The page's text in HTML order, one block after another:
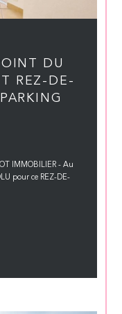
DU
REZ-DE-
IMMOBILIER - Au
pour ce REZ-DE-